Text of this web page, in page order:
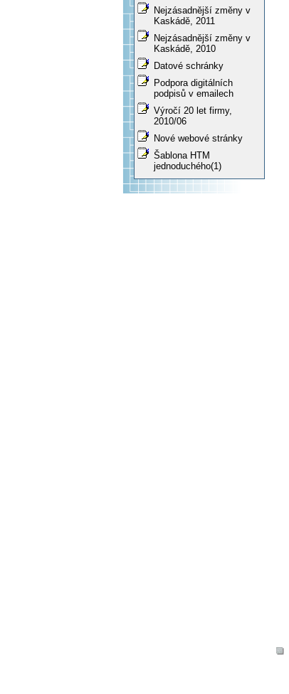
Nejzásadnější změny v
Kaskádě, 2011
Nejzásadnější změny v
Kaskádě, 2010
Datové schránky
Podpora digitálních
podpisů v emailech
Výročí 20 let firmy,
2010/06
Nové webové stránky
Šablona HTM
jednoduchého(1)